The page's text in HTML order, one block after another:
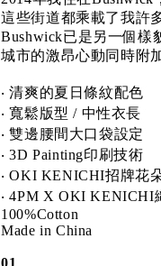
這些街道都乘載了我許
Bushwick已是另一個樣
城市的激昂心動同時附
‧ 清爽的夏日條紋配色
‧ 寬鬆版型 / 中性衣長
‧ 雙邊腰間大口袋設定
‧ 3D Painting印刷技術
‧ OKI KENICHI招牌花
‧ 4PM X OKI KENICHI
100%Cotton
Made in China
01